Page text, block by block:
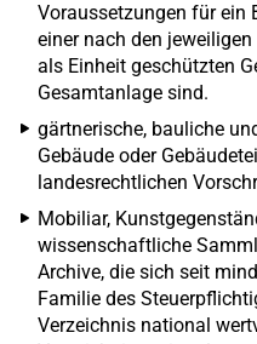
Voraussetzungen für ein
einer nach den
als Einheit geschützten
Gesamtanlage sind.
gärtnerische, bauliche
Gebäude oder
landesrechtlichen
Mobiliar,
wissenschaftliche
Archive, die sich seit
Familie des
Verzeichnis national